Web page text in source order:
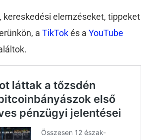
kereskedési elemzéseket, tippeket
a TikTokés a YouTube